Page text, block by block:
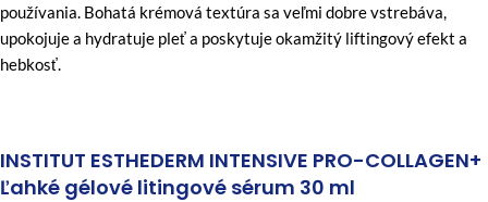
používania. Bohatá krémová textúra sa veľmi dobre vstrebáva,
upokojuje a hydratuje pleť a poskytuje okamžitý liftingový efekt a
hebkosť.
INSTITUT ESTHEDERM INTENSIVE PRO-COLLAGEN+
Ľahké gélové litingové sérum 30 ml